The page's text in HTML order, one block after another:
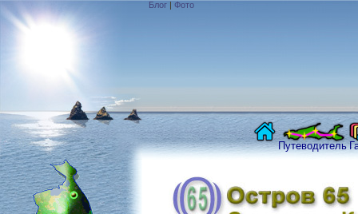
Блог | Фото
Путеводитель